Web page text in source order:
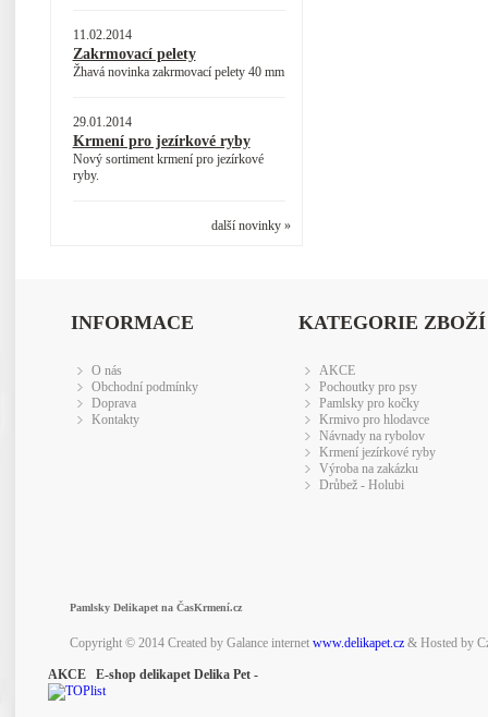
11.02.2014
Zakrmovací pelety
Žhavá novinka zakrmovací pelety 40 mm
29.01.2014
Krmení pro jezírkové ryby
Nový sortiment krmení pro jezírkové
ryby.
další novinky »
INFORMACE
O nás
Obchodní podmínky
Doprava
Kontakty
KATEGORIE ZBOŽÍ
AKCE
Pochoutky pro psy
Pamlsky pro kočky
Krmivo pro hlodavce
Návnady na rybolov
Krmení jezírkové ryby
Výroba na zakázku
Drůbež - Holubi
Pamlsky Delikapet na ČasKrmení.cz
Copyright © 2014 Created by Galance internet www.delikapet.cz& Hosted by
AKCE E-shop delikapet Delika Pet -